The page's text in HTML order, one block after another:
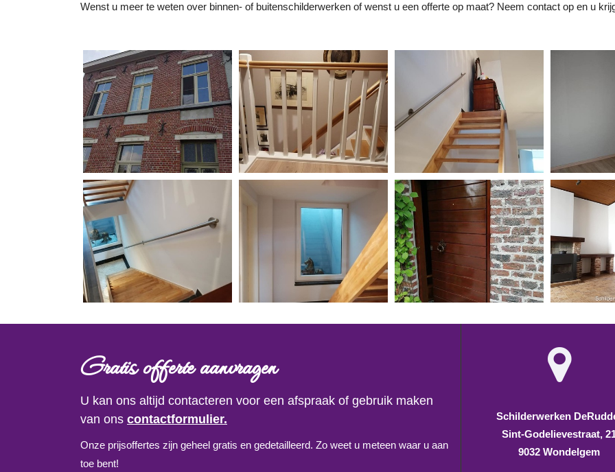
Wenst u meer te weten over binnen- of buitenschilderwerken of wenst u een offerte op maat? Neem contact op en u
Gratis offerte aanvragen
U kan ons altijd contacteren voor een afspraak of gebruik maken
van ons contactformulier.
Onze prijsoffertes zijn geheel gratis en gedetailleerd. Zo weet u meteen waar u aan
toe bent!
Schilderwerken
Sint-Godelievestraat,
9032 Wondelgem